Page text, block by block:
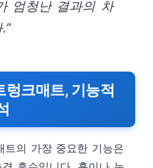
엄청난 결과의 차
렁크매트, 기능적
트의 가장 중요한 기능은